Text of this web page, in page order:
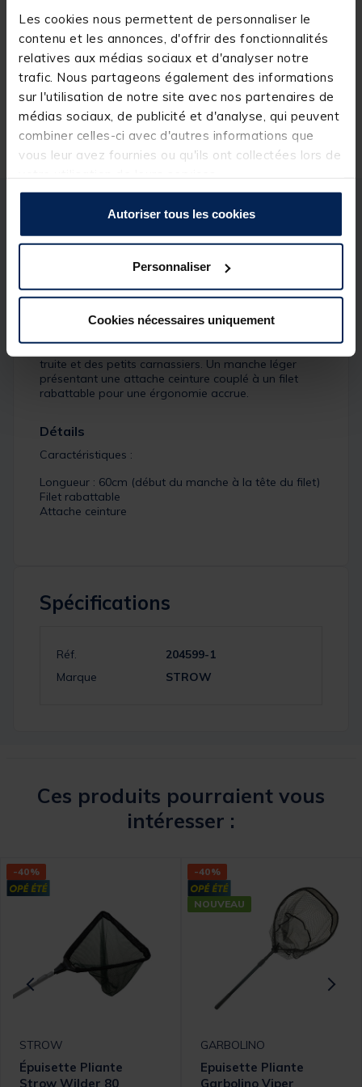
Les cookies nous permettent de personnaliser le
contenu et les annonces, d'offrir des fonctionnalités
relatives aux médias sociaux et d'analyser notre
trafic. Nous partageons également des informations
sur l'utilisation de notre site avec nos partenaires de
médias sociaux, de publicité et d'analyse, qui peuvent
combiner celles-ci avec d'autres informations que
vous leur avez fournies ou qu'ils ont collectées lors de
Autoriser tous les cookies
Personnaliser
Cookies nécessaires uniquement
[object Object] out of 5 Customer Rating
(3)
39,99 € Ajouter
Expédition sous 24 h
Description Spécifications
Description & détails
Description
truite et des petits carnassiers. Un manche léger
présentant une attache ceinture couplé à un filet
rabattable pour une érgonomie accrue.
Détails
Caractéristiques :
Longueur : 60cm (début du manche à la tête du filet)
Filet rabattable
Attache ceinture
Spécifications
Réf.
204599-1
Marque
STROW
Ces produits pourraient vous
intéresser :
-40%
STROW
Épuisette Pliante
Strow Wilder 80
-40%
NOUVEAU
GARBOLINO
Epuisette Pliante
Garbolino Viper